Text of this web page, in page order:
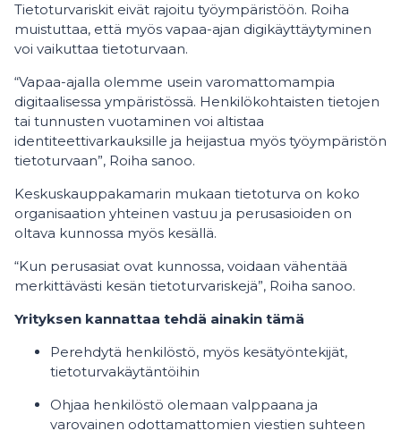
Tietoturvariskit eivät rajoitu työympäristöön. Roiha
muistuttaa, että myös vapaa-ajan digikäyttäytyminen
voi vaikuttaa tietoturvaan.
“Vapaa-ajalla olemme usein varomattomampia
digitaalisessa ympäristössä. Henkilökohtaisten tietojen
tai tunnusten vuotaminen voi altistaa
identiteettivarkauksille ja heijastua myös työympäristön
tietoturvaan”, Roiha sanoo.
Keskuskauppakamarin mukaan tietoturva on koko
organisaation yhteinen vastuu ja perusasioiden on
oltava kunnossa myös kesällä.
“Kun perusasiat ovat kunnossa, voidaan vähentää
merkittävästi kesän tietoturvariskejä”, Roiha sanoo.
Yrityksen kannattaa tehdä ainakin tämä
Perehdytä henkilöstö, myös kesätyöntekijät,
tietoturvakäytäntöihin
Ohjaa henkilöstö olemaan valppaana ja
varovainen odottamattomien viestien suhteen